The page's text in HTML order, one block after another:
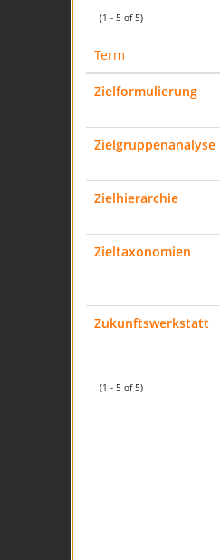
(1 - 5 of 5)
Term
Zielformulierung
Zielgruppenanalyse
Zielhierarchie
Zieltaxonomien
Zukunftswerkstatt
(1 - 5 of 5)